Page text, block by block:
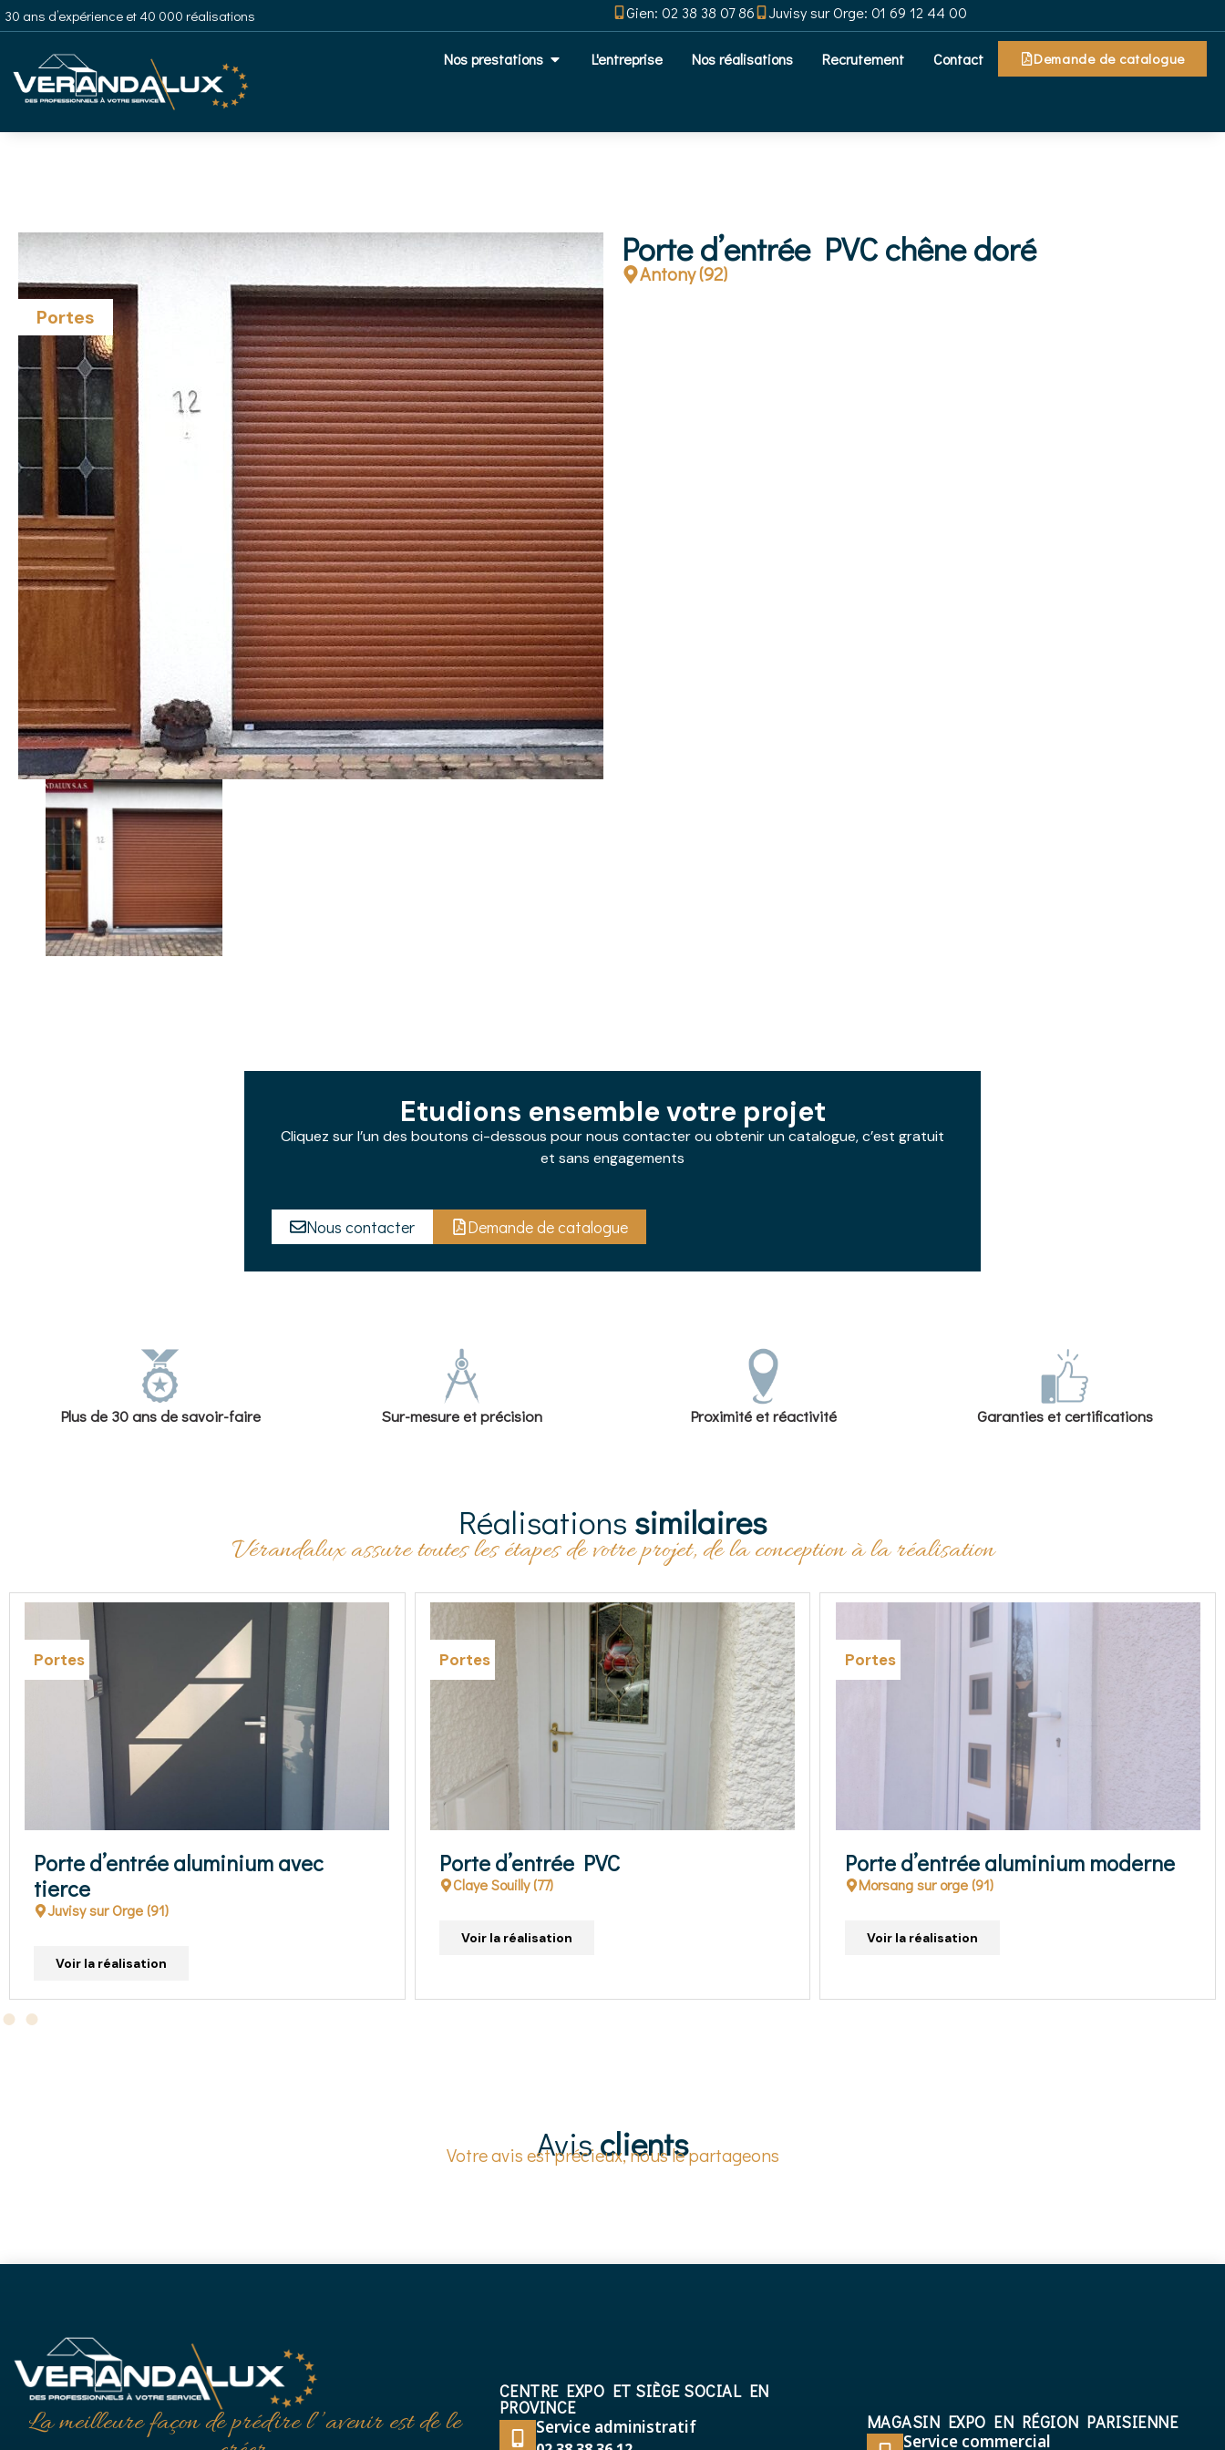
30 ans d’expérience et 40 000 réalisations Gien: 02 38 38 07 86 Juvisy sur Orge: 01 69 12 44 00
Nos prestations L'entreprise Nos réalisations Recrutement Contact Demande de catalogue
Portes
Porte d’entrée PVC chêne doré
Antony (92)
Etudions ensemble votre projet
Cliquez sur l’un des boutons ci-dessous pour nous contacter ou obtenir un catalogue, c’est gratuit
et sans engagements
Nous contacter Demande de catalogue
Plus de 30 ans de savoir-faire Sur-mesure et précision Proximité et réactivité Garanties et certifications
Réalisations similaires
Vérandalux assure toutes les étapes de votre projet, de la conception à la réalisation
avec
Portes
Porte d’entrée PVC
Portes
Porte d’entrée aluminium moderne
Portes
Porte d’entrée
Avisclients
Votre avis est précieux, nous le partageons
La meilleure façon de prédire l’’avenir est de le
CENTRE EXPO ET SIÈGE SOCIAL EN
PROVINCE
Service administratif MAGASIN EXPO EN RÉGION PARISIENNE
Service commercial